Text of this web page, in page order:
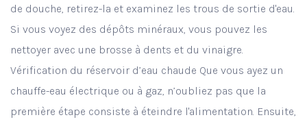
de douche, retirez-la et examinez les trous de sortie d'eau.
Si vous voyez des dépôts minéraux, vous pouvez les
nettoyer avec une brosse à dents et du vinaigre.
Vérification du réservoir d’eau chaude Que vous ayez un
chauffe-eau électrique ou à gaz, n’oubliez pas que la
première étape consiste à éteindre l'alimentation. Ensuite,